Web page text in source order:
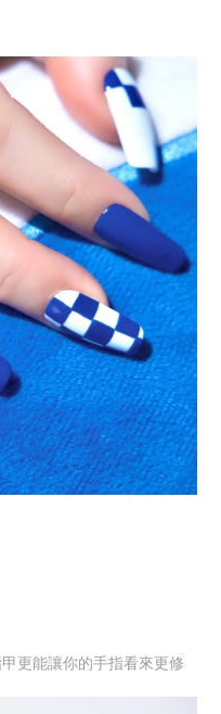
更能讓你的手指看來更修